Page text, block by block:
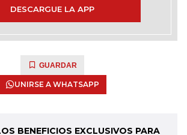
DESCARGUE LA APP
GUARDAR
UNIRSE A WHATSAPP
BENEFICIOS EXCLUSIVOS PARA